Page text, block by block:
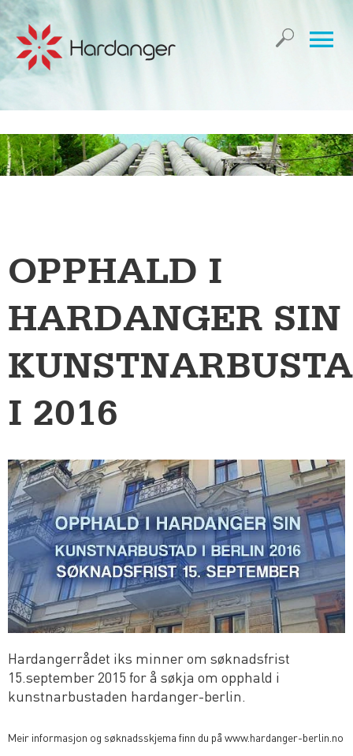
OPPHALD I
HARDANGER SIN
I 2016
Hardangerrådet iks minner om søknadsfrist
15.september 2015 for å søkja om opphald i
kunstnarbustaden hardanger-berlin.
Meir informasjon og søknadsskjema finn du på www.hardanger-berlin.no